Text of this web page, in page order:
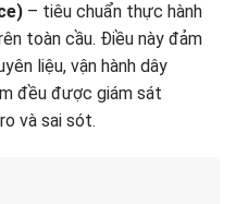
– tiêu chuẩn thực hành
toàn cầu. Điều này đảm
liệu, vận hành dây
đều được giám sát
và sai sót.